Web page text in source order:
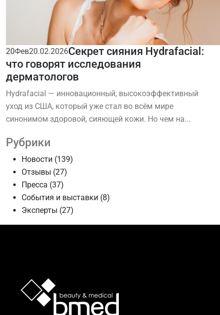
20Фев20.02.2026Секрет сияния Hydrafacial:
что говорят исследования
дерматологов
Hydrafacial — инновационный, высокоэффективный
уход из США, который уже стал во всём мире
синонимом здоровой, сияющей кожи. Но чем на...
Рубрики
Новости (139)
Отзывы (27)
Пресса (37)
События и выставки (8)
Эксперты (27)